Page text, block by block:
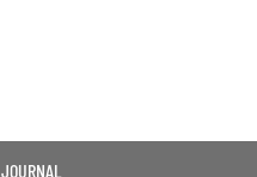
JOURNAL